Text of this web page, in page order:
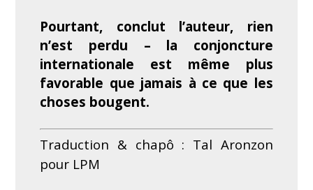
Pourtant, conclut l’auteur, rien
n’est perdu – la conjoncture
internationale est même plus
favorable que jamais à ce que les
choses bougent.
Traduction & chapô : Tal Aronzon
pour LPM